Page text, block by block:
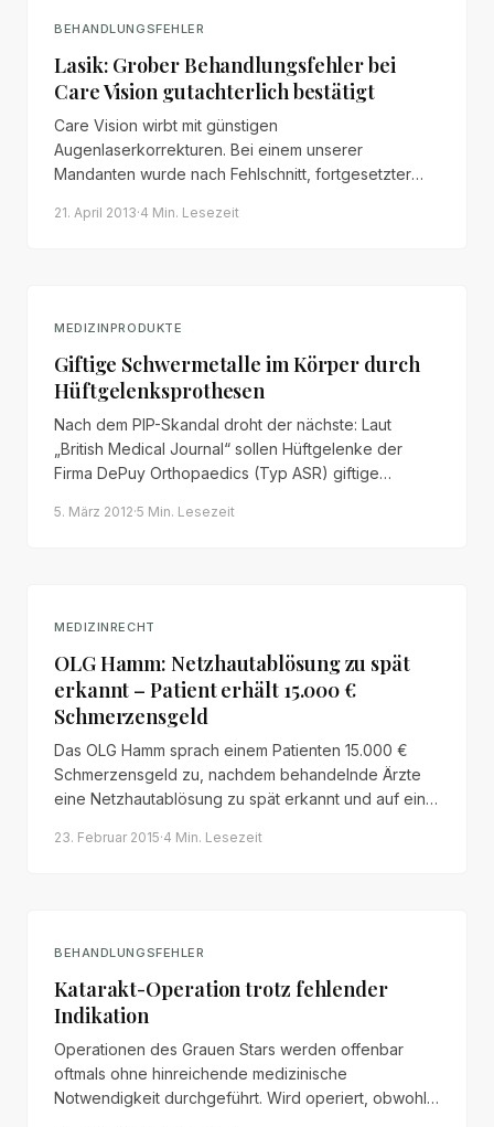
BEHANDLUNGSFEHLER
Lasik: Grober Behandlungsfehler bei
Care Vision gutachterlich bestätigt
Care Vision wirbt mit günstigen
Augenlaserkorrekturen. Bei einem unserer
Mandanten wurde nach Fehlschnitt, fortgesetzter
ein grober Behandlungsfehler gutachterlich
21. April 2013·4 Min. Lesezeit
MEDIZINPRODUKTE
Giftige Schwermetalle im Körper durch
Hüftgelenksprothesen
Nach dem PIP-Skandal droht der nächste: Laut
„British Medical Journal“ sollen Hüftgelenke der
Firma DePuy Orthopaedics (Typ ASR) giftige
rechtliche Lage nach MPG und
5. März 2012·5 Min. Lesezeit
MEDIZINRECHT
OLG Hamm: Netzhautablösung zu spät
erkannt – Patient erhält 15.000 €
Schmerzensgeld
Das OLG Hamm sprach einem Patienten 15.000 €
Schmerzensgeld zu, nachdem behandelnde Ärzte
eine Netzhautablösung zu spät erkannt und auf eine
verzichtet hatten – mit dauerhafter Sehminderung
23. Februar 2015·4 Min. Lesezeit
BEHANDLUNGSFEHLER
Katarakt-Operation trotz fehlender
Indikation
Operationen des Grauen Stars werden offenbar
oftmals ohne hinreichende medizinische
Notwendigkeit durchgeführt. Wird operiert, obwohl